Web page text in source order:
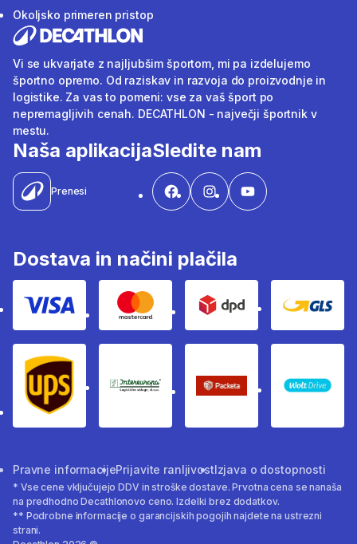
Okoljsko primeren pristop
Vi se ukvarjate z najljubšim športom, mi pa izdelujemo
športno opremo. Od raziskav in razvoja do proizvodnje in
logistike. Za vas to pomeni: vse za vaš šport po
nepremagljivih cenah. DECATHLON - največji športnik v
mestu.
Naša aplikacija
Prenesi
Sledite nam
Dostava in načini plačila
Visa Mastercard Dpd Gls
Ups Intereuropa Packeta Sledenje
WOLT
Pravne informacijePrijavite ranljivostIzjava o dostopnosti
* Vse cene vključujejo DDV in stroške dostave. Prvotna cena se nanaša
na predhodno Decathlonovo ceno. Izdelki brez dodatkov.
** Podrobne informacije o garancijskih pogojih najdete na ustrezni
strani.